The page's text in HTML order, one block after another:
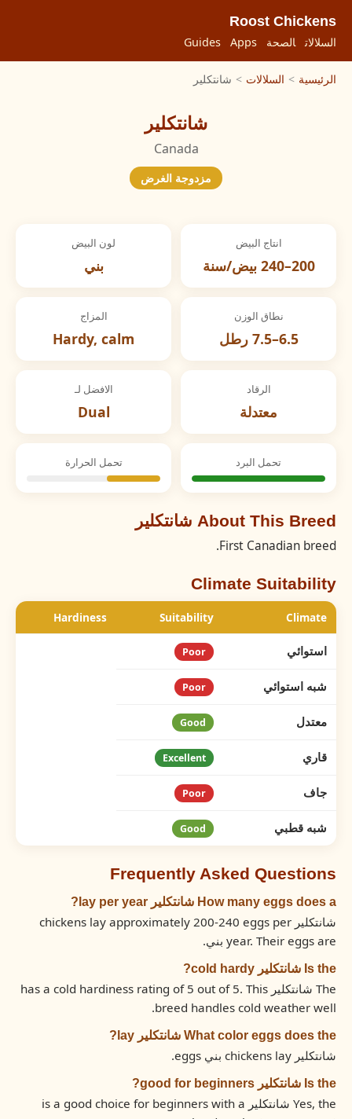
Roost Chickens
السلالات الصحة Guides Apps
الرئيسية > السلالات > شانتكلير
شانتكلير
Canada
مزدوجة الغرض
انتاج البيض
200–240 بيض/سنة
لون البيض
بني
نطاق الوزن
6.5–7.5 رطل
المزاج
Hardy, calm
الرقاد
معتدلة
الافضل لـ
Dual
تحمل البرد تحمل الحرارة
About This Breed شانتكلير
First Canadian breed.
Climate Suitability
Climate
Suitability
Hardiness
استوائي Poor
شبه استوائي Poor
معتدل Good
قاري Excellent
جاف Poor
شبه قطبي Good
Frequently Asked Questions
How many eggs does a شانتكلير lay per year?
شانتكلير chickens lay approximately 200-240 eggs per
year. Their eggs are بني.
Is the شانتكلير cold hardy?
The شانتكلير has a cold hardiness rating of 5 out of 5. This
breed handles cold weather well.
What color eggs does the شانتكلير lay?
شانتكلير chickens lay بني eggs.
Is the شانتكلير good for beginners?
Yes, the شانتكلير is a good choice for beginners with a